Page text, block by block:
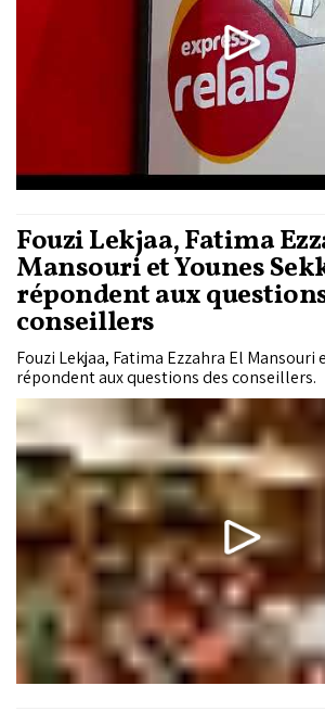
Fouzi Lekjaa, Fatima
Mansouri et Younes
répondent aux
conseillers
Fouzi Lekjaa, Fatima Ezzahra El Mansouri
répondent aux questions des conseillers.